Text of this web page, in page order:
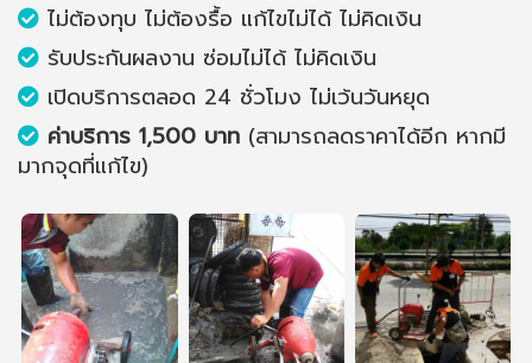
ไม่ต้องทุบ ไม่ต้องรื้อ แก้ไขไม่ได้ ไม่คิดเงิน
รับประกันผลงาน ซ่อมไม่ได้ ไม่คิดเงิน
เปิดบริการตลอด 24 ชั่วโมง ไม่เว้นวันหยุด
ค่าบริการ 1,500 บาท (สามารถลดราคาได้อีก หากมี
มากจุดที่แก้ไข)